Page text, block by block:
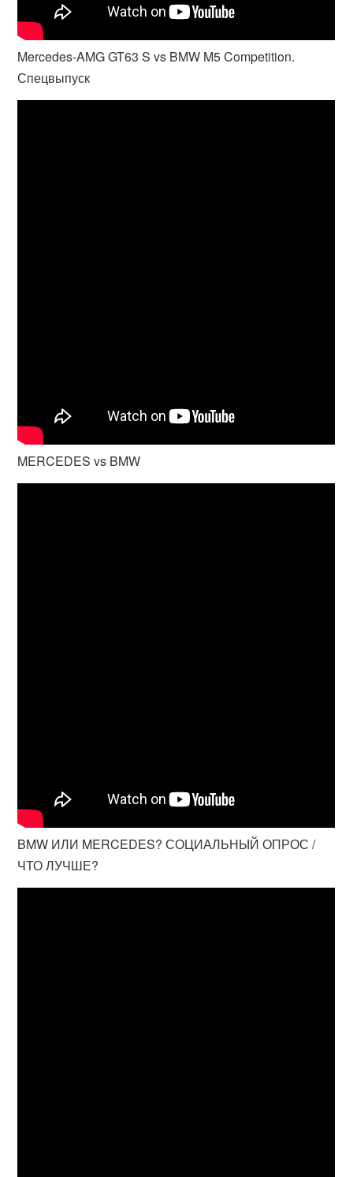
Mercedes-AMG GT63 S vs BMW M5 Competition.
Спецвыпуск
MERCEDES vs BMW
BMW ИЛИ MERCEDES? СОЦИАЛЬНЫЙ ОПРОС /
ЧТО ЛУЧШЕ?